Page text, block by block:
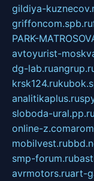
gildiya-
griffoncom.spb.ru
PARK-
avtoyurist-
dg-lab.ru
krsk124.ru
analitikaplus.ru
sloboda-ural.pp.ru
online-z.com
mobilvest.ru
smp-forum.ru
avrmotors.ruart-